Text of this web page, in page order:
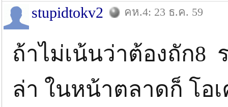
stupidtokv2 คห.4: 23 ธ.ค. 59
ถ้าไม่เน้นว่าต้องถัก8
ล่า ในหน้าตลาดก็ โอ